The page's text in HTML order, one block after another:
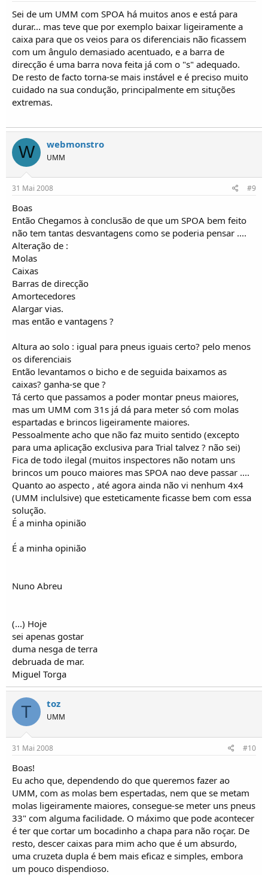
Sei de um UMM com SPOA há muitos anos e está para
durar... mas teve que por exemplo baixar ligeiramente a
caixa para que os veios para os diferenciais não ficassem
com um ângulo demasiado acentuado, e a barra de
direcção é uma barra nova feita já com o "s" adequado.
De resto de facto torna-se mais instável e é preciso muito
cuidado na sua condução, principalmente em situções
extremas.
W webmonstro
UMM
31 Mai 2008 #9
Boas
Então Chegamos à conclusão de que um SPOA bem feito
não tem tantas desvantagens como se poderia pensar ....
Alteração de :
Molas
Caixas
Barras de direcção
Amortecedores
Alargar vias.
mas então e vantagens ?
Altura ao solo : igual para pneus iguais certo? pelo menos
os diferenciais
Então levantamos o bicho e de seguida baixamos as
caixas? ganha-se que ?
Tá certo que passamos a poder montar pneus maiores,
mas um UMM com 31s já dá para meter só com molas
espartadas e brincos ligeiramente maiores.
Pessoalmente acho que não faz muito sentido (excepto
para uma aplicação exclusiva para Trial talvez ? não sei)
Fica de todo ilegal (muitos inspectores não notam uns
brincos um pouco maiores mas SPOA nao deve passar ....
Quanto ao aspecto , até agora ainda não vi nenhum 4x4
(UMM inclulsive) que esteticamente ficasse bem com essa
solução.
É a minha opinião
É a minha opinião
Nuno Abreu
(...) Hoje
sei apenas gostar
duma nesga de terra
debruada de mar.
Miguel Torga
T toz
UMM
31 Mai 2008 #10
Boas!
Eu acho que, dependendo do que queremos fazer ao
UMM, com as molas bem espertadas, nem que se metam
molas ligeiramente maiores, consegue-se meter uns pneus
33" com alguma facilidade. O máximo que pode acontecer
é ter que cortar um bocadinho a chapa para não roçar. De
resto, descer caixas para mim acho que é um absurdo,
uma cruzeta dupla é bem mais eficaz e simples, embora
um pouco dispendioso.